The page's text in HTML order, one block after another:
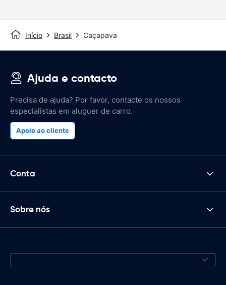
Início Brasil Caçapava
Ajuda e contacto
Precisa de ajuda? Por favor, contacte os nossos
especialistas em aluguer de carro.
Apoio ao cliente
Conta
Sobre nós